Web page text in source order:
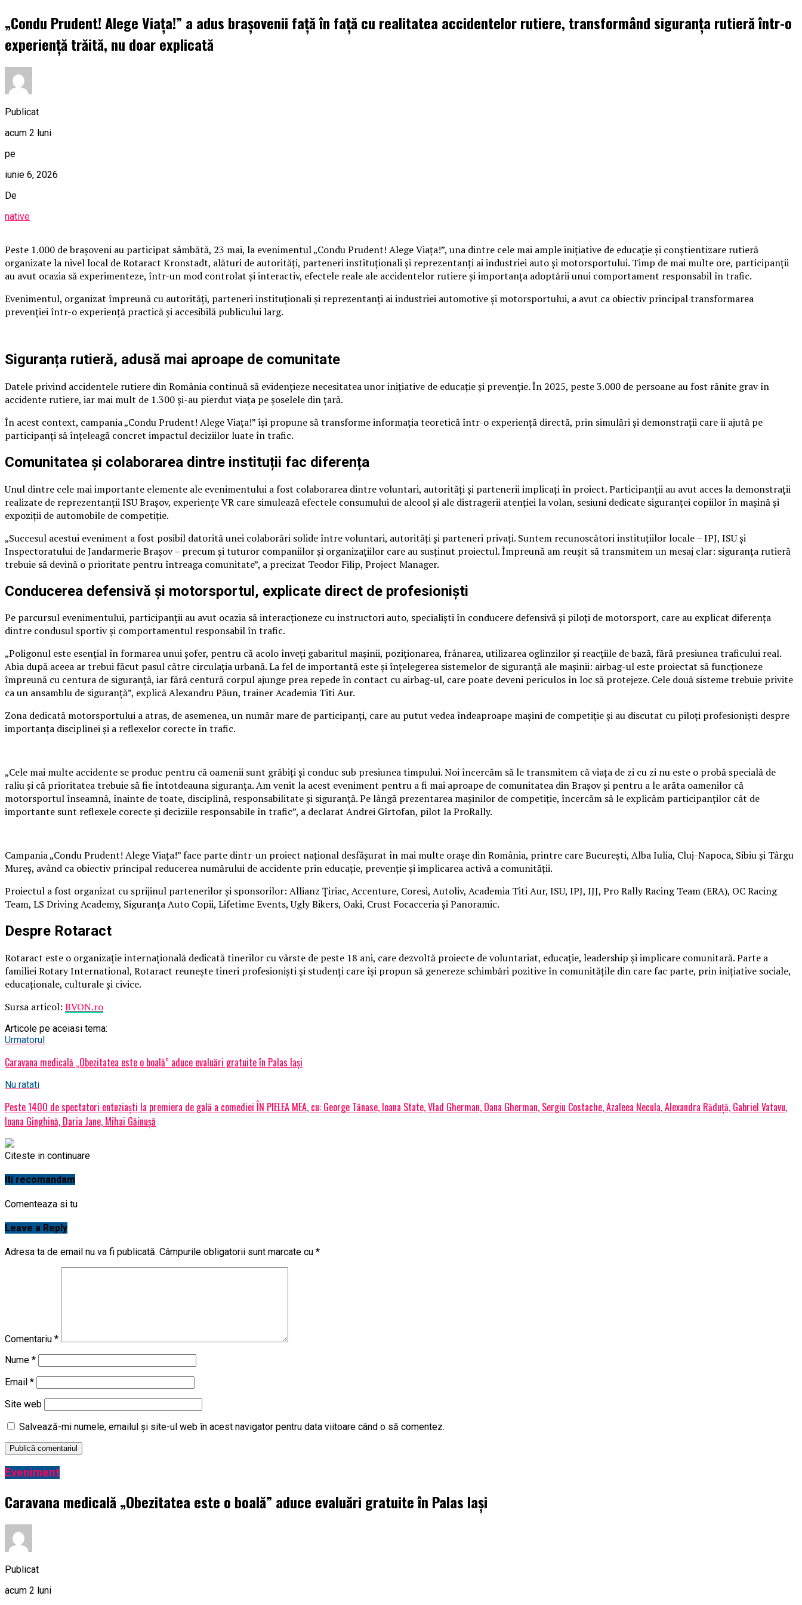
„Condu Prudent! Alege Viața!” a adus brașovenii față în față cu realitatea accidentelor rutiere, transformând siguranța rutieră într-o
experiență trăită, nu doar explicată
Publicat
acum 2 luni
pe
iunie 6, 2026
De
native
Peste 1.000 de brașoveni au participat sâmbătă, 23 mai, la evenimentul „Condu Prudent! Alege Viața!”, una dintre cele mai ample inițiative de educație și conștientizare rutieră
organizate la nivel local de Rotaract Kronstadt, alături de autorități, parteneri instituționali și reprezentanți ai industriei auto și motorsportului. Timp de mai multe ore, participanții
au avut ocazia să experimenteze, într-un mod controlat și interactiv, efectele reale ale accidentelor rutiere și importanța adoptării unui comportament responsabil în trafic.
Evenimentul, organizat împreună cu autorități, parteneri instituționali și reprezentanți ai industriei automotive și motorsportului, a avut ca obiectiv principal transformarea
prevenției într-o experiență practică și accesibilă publicului larg.
Siguranța rutieră, adusă mai aproape de comunitate
Datele privind accidentele rutiere din România continuă să evidențieze necesitatea unor inițiative de educație și prevenție. În 2025, peste 3.000 de persoane au fost rănite grav în
accidente rutiere, iar mai mult de 1.300 și-au pierdut viața pe șoselele din țară.
În acest context, campania „Condu Prudent! Alege Viața!” își propune să transforme informația teoretică într-o experiență directă, prin simulări și demonstrații care îi ajută pe
participanți să înțeleagă concret impactul deciziilor luate în trafic.
Comunitatea și colaborarea dintre instituții fac diferența
Unul dintre cele mai importante elemente ale evenimentului a fost colaborarea dintre voluntari, autorități și partenerii implicați în proiect. Participanții au avut acces la demonstrații
realizate de reprezentanții ISU Brașov, experiențe VR care simulează efectele consumului de alcool și ale distragerii atenției la volan, sesiuni dedicate siguranței copiilor în mașină și
expoziții de automobile de competiție.
„Succesul acestui eveniment a fost posibil datorită unei colaborări solide între voluntari, autorități și parteneri privați. Suntem recunoscători instituțiilor locale – IPJ, ISU și
Inspectoratului de Jandarmerie Brașov – precum și tuturor companiilor și organizațiilor care au susținut proiectul. Împreună am reușit să transmitem un mesaj clar: siguranța rutieră
trebuie să devină o prioritate pentru întreaga comunitate”, a precizat Teodor Filip, Project Manager.
Conducerea defensivă și motorsportul, explicate direct de profesioniști
Pe parcursul evenimentului, participanții au avut ocazia să interacționeze cu instructori auto, specialiști în conducere defensivă și piloți de motorsport, care au explicat diferența
dintre condusul sportiv și comportamentul responsabil în trafic.
„Poligonul este esențial în formarea unui șofer, pentru că acolo înveți gabaritul mașinii, poziționarea, frânarea, utilizarea oglinzilor și reacțiile de bază, fără presiunea traficului real.
Abia după aceea ar trebui făcut pasul către circulația urbană. La fel de importantă este și înțelegerea sistemelor de siguranță ale mașinii: airbag-ul este proiectat să funcționeze
împreună cu centura de siguranță, iar fără centură corpul ajunge prea repede în contact cu airbag-ul, care poate deveni periculos în loc să protejeze. Cele două sisteme trebuie privite
ca un ansamblu de siguranță”, explică Alexandru Păun, trainer Academia Titi Aur.
Zona dedicată motorsportului a atras, de asemenea, un număr mare de participanți, care au putut vedea îndeaproape mașini de competiție și au discutat cu piloți profesioniști despre
importanța disciplinei și a reflexelor corecte în trafic.
„Cele mai multe accidente se produc pentru că oamenii sunt grăbiți și conduc sub presiunea timpului. Noi încercăm să le transmitem că viața de zi cu zi nu este o probă specială de
raliu și că prioritatea trebuie să fie întotdeauna siguranța. Am venit la acest eveniment pentru a fi mai aproape de comunitatea din Brașov și pentru a le arăta oamenilor că
motorsportul înseamnă, înainte de toate, disciplină, responsabilitate și siguranță. Pe lângă prezentarea mașinilor de competiție, încercăm să le explicăm participanților cât de
importante sunt reflexele corecte și deciziile responsabile în trafic”, a declarat Andrei Gîrtofan, pilot la ProRally.
Campania „Condu Prudent! Alege Viața!” face parte dintr-un proiect național desfășurat în mai multe orașe din România, printre care București, Alba Iulia, Cluj-Napoca, Sibiu și Târgu
Mureș, având ca obiectiv principal reducerea numărului de accidente prin educație, prevenție și implicarea activă a comunității.
Proiectul a fost organizat cu sprijinul partenerilor și sponsorilor: Allianz Țiriac, Accenture, Coresi, Autoliv, Academia Titi Aur, ISU, IPJ, IJJ, Pro Rally Racing Team (ERA), OC Racing
Team, LS Driving Academy, Siguranța Auto Copii, Lifetime Events, Ugly Bikers, Oaki, Crust Focacceria și Panoramic.
Despre Rotaract
Rotaract este o organizație internațională dedicată tinerilor cu vârste de peste 18 ani, care dezvoltă proiecte de voluntariat, educație, leadership și implicare comunitară. Parte a
familiei Rotary International, Rotaract reunește tineri profesioniști și studenți care își propun să genereze schimbări pozitive în comunitățile din care fac parte, prin inițiative sociale,
educaționale, culturale și civice.
Sursa articol: BVON.ro
Articole pe aceiasi tema:
Urmatorul
Caravana medicală „Obezitatea este o boală” aduce evaluări gratuite în Palas Iași
Nu ratati
Peste 1400 de spectatori entuziaști la premiera de gală a comediei ÎN PIELEA MEA, cu: George Tănase, Ioana State, Vlad Gherman, Oana Gherman, Sergiu Costache, Azaleea Necula, Alexandra Răduță, Gabriel Vatavu,
Ioana Ginghină, Daria Jane, Mihai Găinușă
Citeste in continuare
Iti recomandam
Comenteaza si tu
Leave a Reply
Adresa ta de email nu va fi publicată. Câmpurile obligatorii sunt marcate cu *
Comentariu *
Nume *
Email *
Site web
Salvează-mi numele, emailul și site-ul web în acest navigator pentru data viitoare când o să comentez.
Eveniment
Caravana medicală „Obezitatea este o boală” aduce evaluări gratuite în Palas Iași
Publicat
acum 2 luni